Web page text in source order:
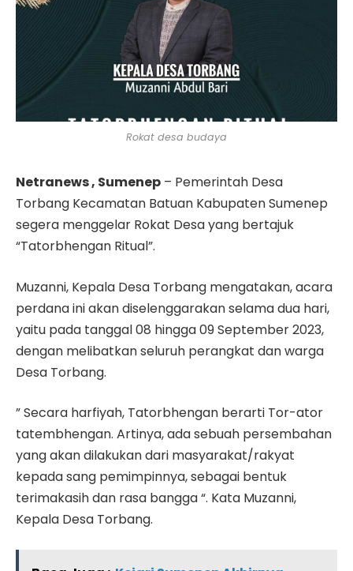
Rokat desa budaya
Netranews , Sumenep – Pemerintah Desa
Torbang Kecamatan Batuan Kabupaten Sumenep
segera menggelar Rokat Desa yang bertajuk
“Tatorbhengan Ritual”.
Muzanni, Kepala Desa Torbang mengatakan, acara
perdana ini akan diselenggarakan selama dua hari,
yaitu pada tanggal 08 hingga 09 September 2023,
dengan melibatkan seluruh perangkat dan warga
Desa Torbang.
” Secara harfiyah, Tatorbhengan berarti Tor-ator
tatembhengan. Artinya, ada sebuah persembahan
yang akan dilakukan dari masyarakat/rakyat
kepada sang pemimpinnya, sebagai bentuk
terimakasih dan rasa bangga “. Kata Muzanni,
Kepala Desa Torbang.